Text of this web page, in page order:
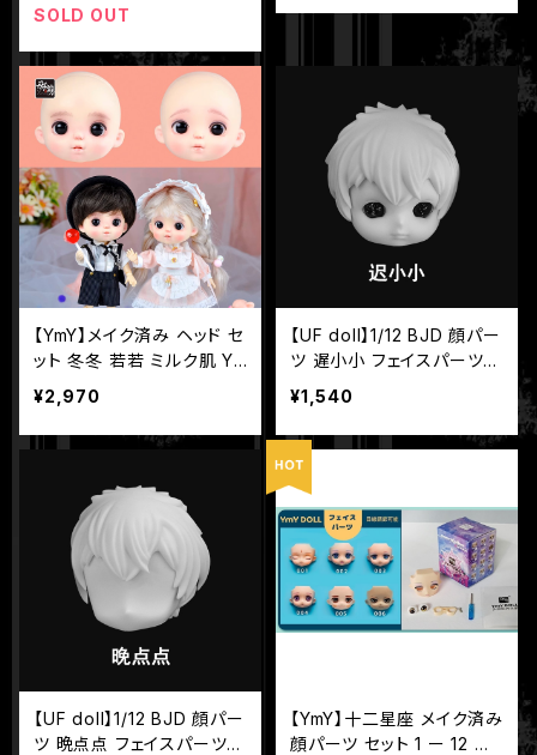
SOLD OUT
【YmY】メイク済み ヘッド セ
ット 冬冬 若若 ミルク肌 Ym
Yドール
¥2,970
【UF doll】1/12 BJD 顔パー
ツ 遅小小 フェイスパーツ
球体関節人形 UFドール
¥1,540
【UF doll】1/12 BJD 顔パー
ツ 晩点点 フェイスパーツ
【YmY】十二星座 メイク済み
顔パーツ セット 1 ー 12 番